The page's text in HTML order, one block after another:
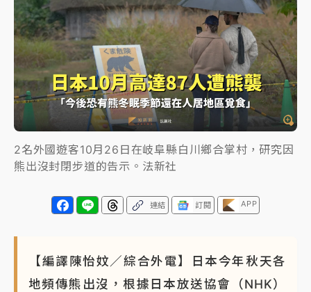
中颱白海豚風雨來了！中部以北防豪雨 今晚、明天影
響最劇烈
白海豚逼近！北市水門只出不進 未移置車輛最高罰
4800＋拖吊費
2名外國遊客10月26日在岐阜縣白川鄉合掌村，研究因
熊出沒封閉步道的告示。法新社
連結 訂閱 APP
【編譯陳怡妏／綜合外電】日本今年秋天各
地頻傳熊出沒，根據日本放送協會（NHK）